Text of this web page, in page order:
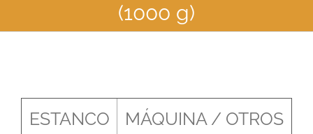
(1000 g)
ESTANCO MÁQUINA / OTROS